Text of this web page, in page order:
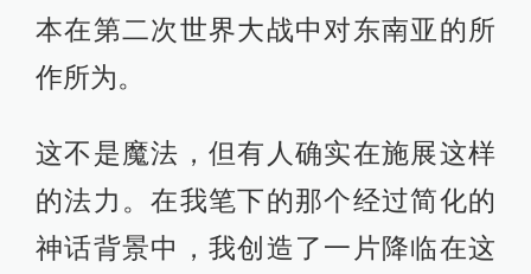
本在第二次世界大战中对东南亚的所
作所为。
这不是魔法，但有人确实在施展这样
的法力。在我笔下的那个经过简化的
神话背景中，我创造了一片降临在这